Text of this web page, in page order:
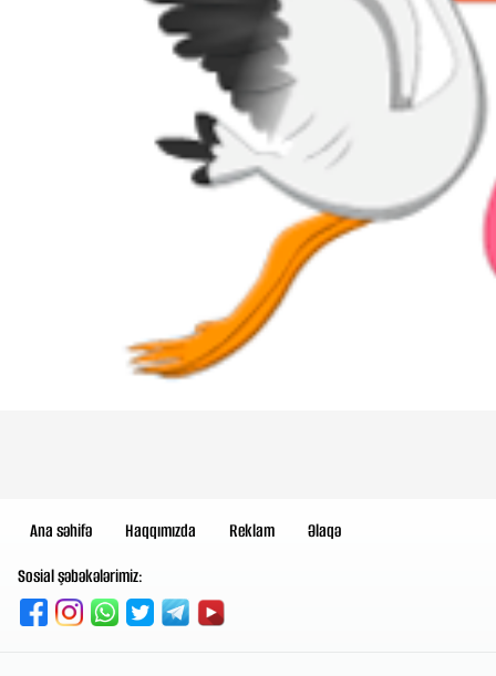
Ana səhifə Haqqımızda Reklam
Əlaqə
Sosial şəbəkələrimiz: